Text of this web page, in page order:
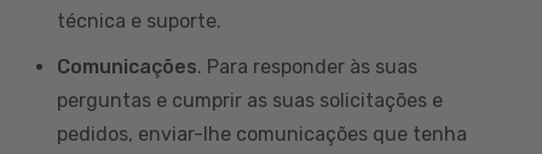
técnica e suporte.
Comunicações. Para responder às suas
perguntas e cumprir as suas solicitações e
pedidos, enviar-lhe comunicações que tenha